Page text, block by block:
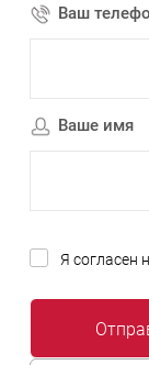
Ваш
Ваше имя
Я согласен